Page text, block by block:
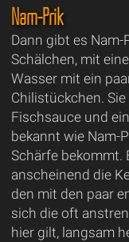
Nam-Prik
Dann gibt es Nam-
Schälchen, mit
Wasser mit ein
Chilistückchen.
Fischsauce und
bekannt wie Nam-
Schärfe bekommt.
anscheinend die
den mit den paar
sich die oft
hier gilt, langsam